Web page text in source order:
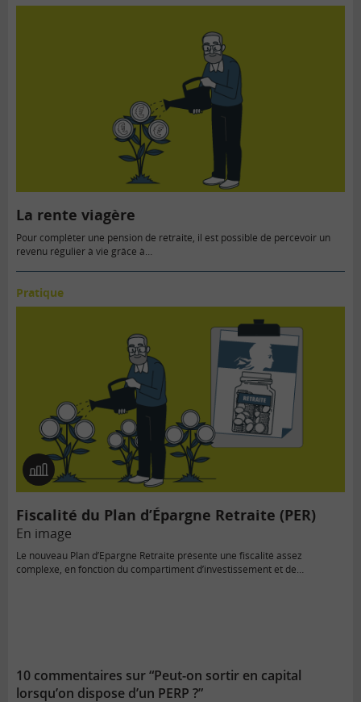
La rente viagère
Pour compléter une pension de retraite, il est possible de percevoir un
revenu régulier à vie grâce à…
Pratique
En
image
Fiscalité du Plan d’Épargne Retraite (PER)
En image
Le nouveau Plan d’Epargne Retraite présente une fiscalité assez
complexe, en fonction du compartiment d’investissement et de
10 commentaires sur “Peut-on sortir en capital
lorsqu’on dispose d’un PERP ?”